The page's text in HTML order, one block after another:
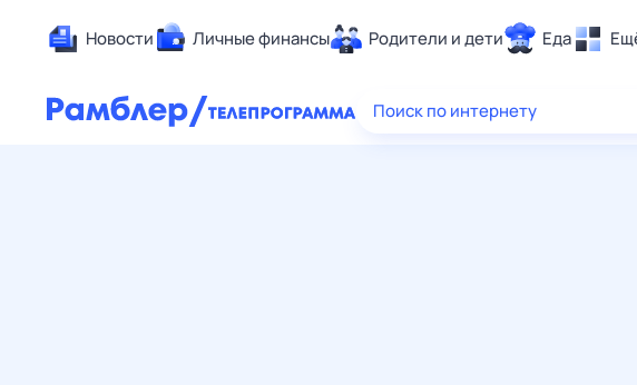
Новости Личные финансы Родители и дети Еда
Здоровье
Поиск по интернету